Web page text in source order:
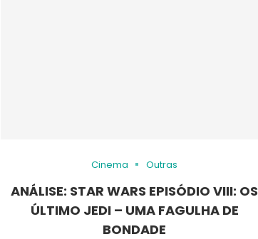
Cinema Outras
ANÁLISE: STAR WARS EPISÓDIO VIII: OS
ÚLTIMO JEDI – UMA FAGULHA DE
BONDADE